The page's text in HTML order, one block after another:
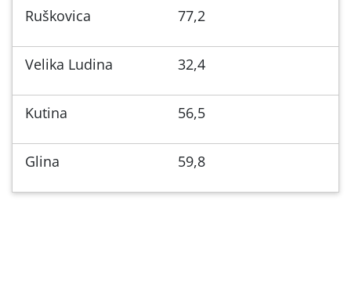
Ruškovica 77,2
Velika Ludina 32,4
Kutina 56,5
Glina 59,8